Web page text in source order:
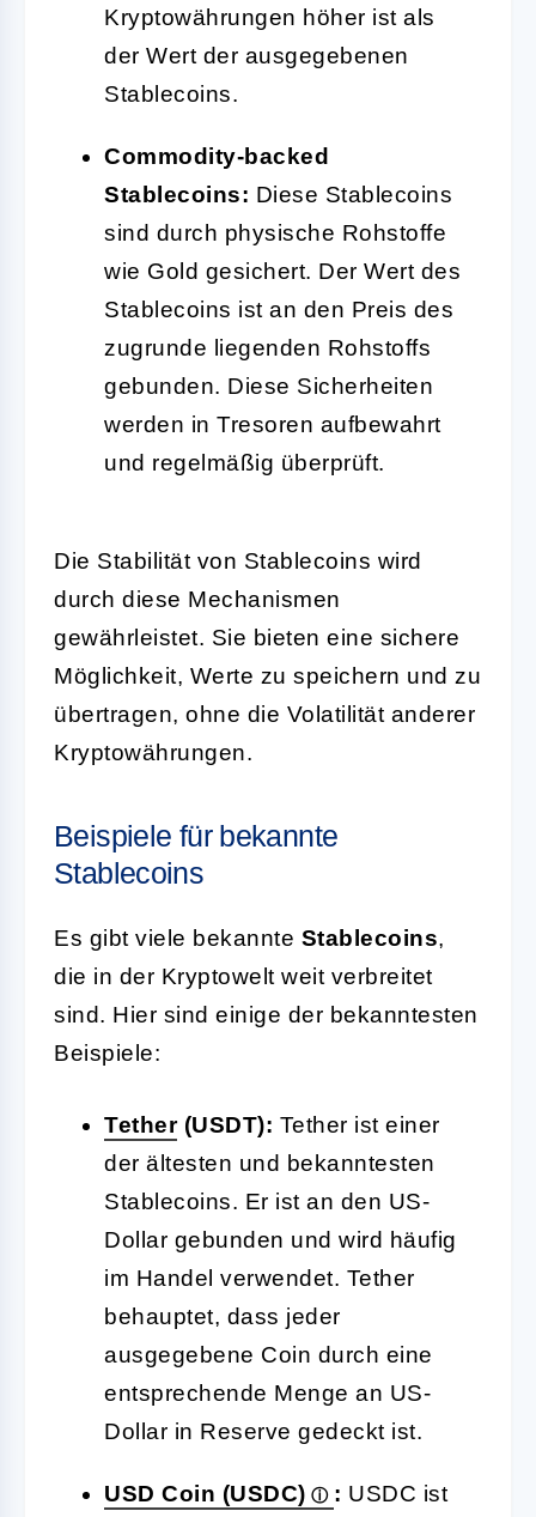
Kryptowährungen höher ist als
der Wert der ausgegebenen
Stablecoins.
Commodity-backed
Stablecoins: Diese Stablecoins
sind durch physische Rohstoffe
wie Gold gesichert. Der Wert des
Stablecoins ist an den Preis des
zugrunde liegenden Rohstoffs
gebunden. Diese Sicherheiten
werden in Tresoren aufbewahrt
und regelmäßig überprüft.
Die Stabilität von Stablecoins wird
durch diese Mechanismen
gewährleistet. Sie bieten eine sichere
Möglichkeit, Werte zu speichern und zu
übertragen, ohne die Volatilität anderer
Kryptowährungen.
Beispiele für bekannte
Stablecoins
Es gibt viele bekannte Stablecoins,
die in der Kryptowelt weit verbreitet
sind. Hier sind einige der bekanntesten
Beispiele:
Tether(USDT): Tether ist einer
der ältesten und bekanntesten
Stablecoins. Er ist an den US-
Dollar gebunden und wird häufig
im Handel verwendet. Tether
behauptet, dass jeder
ausgegebene Coin durch eine
entsprechende Menge an US-
Dollar in Reserve gedeckt ist.
USD Coin (USDC) : USDC ist